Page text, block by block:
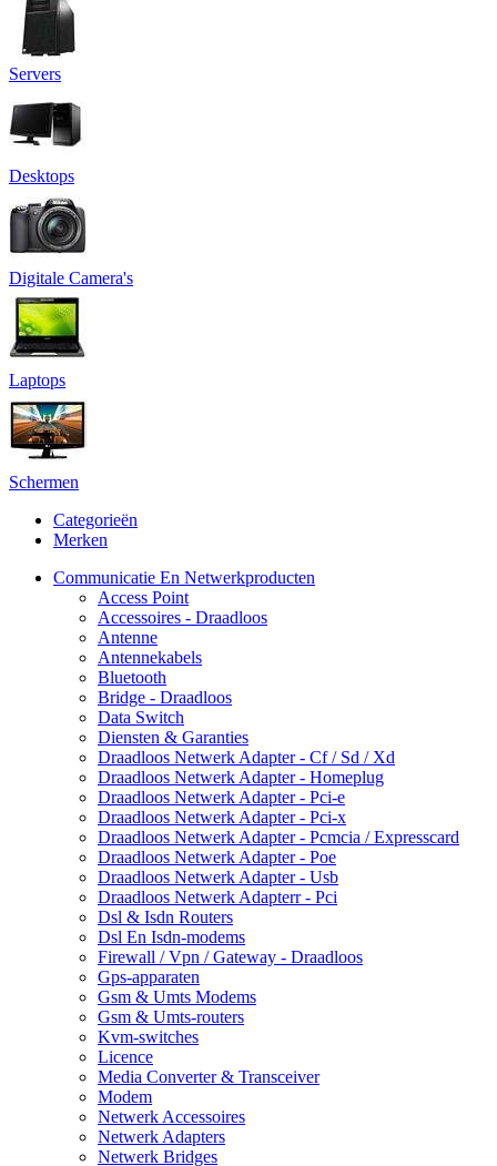
Servers
Desktops
Digitale Camera's
Laptops
Schermen
Categorieën
Merken
Communicatie En Netwerkproducten
Access Point
Accessoires - Draadloos
Antenne
Antennekabels
Bluetooth
Bridge - Draadloos
Data Switch
Diensten & Garanties
Draadloos Netwerk Adapter - Cf / Sd / Xd
Draadloos Netwerk Adapter - Homeplug
Draadloos Netwerk Adapter - Pci-e
Draadloos Netwerk Adapter - Pci-x
Draadloos Netwerk Adapter - Pcmcia / Expresscard
Draadloos Netwerk Adapter - Poe
Draadloos Netwerk Adapter - Usb
Draadloos Netwerk Adapterr - Pci
Dsl & Isdn Routers
Dsl En Isdn-modems
Firewall / Vpn / Gateway - Draadloos
Gps-apparaten
Gsm & Umts Modems
Gsm & Umts-routers
Kvm-switches
Licence
Media Converter & Transceiver
Modem
Netwerk Accessoires
Netwerk Adapters
Netwerk Bridges